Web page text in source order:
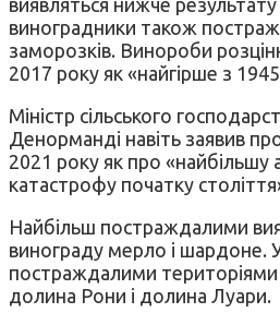
виноградники також
заморозків. Винороби
2017 року як «найгірше з
Міністр сільського
Денорманді навіть заявив
2021 року як про «найбільшу
катастрофу початку
Найбільш постраждалими
винограду мерло і шардоне.
постраждалими територіями
долина Рони і долина Луари.